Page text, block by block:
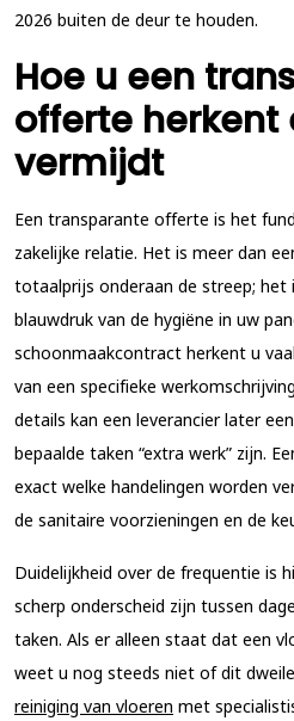
2026 buiten de deur te houden.
Hoe u een
offerte herkent
vermijdt
Een transparante offerte is het
zakelijke relatie. Het is meer dan
totaalprijs onderaan de streep; het
blauwdruk van de hygiëne in uw
schoonmaakcontract herkent u
van een specifieke
details kan een leverancier later
bepaalde taken “extra werk” zijn.
exact welke handelingen worden
de sanitaire voorzieningen en de
Duidelijkheid over de frequentie is
scherp onderscheid zijn tussen
taken. Als er alleen staat dat een
weet u nog steeds niet of dit
reiniging van vloeren met